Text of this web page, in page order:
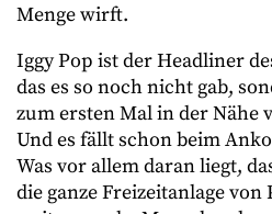
Menge wirft.
Iggy Pop ist der Headliner
das es so noch nicht gab,
zum ersten Mal in der Nähe
Und es fällt schon beim
Was vor allem daran liegt,
die ganze Freizeitanlage